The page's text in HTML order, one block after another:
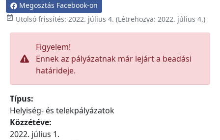
Megosztás Facebook-on
 Utolsó frissítés: 2022. július 4. (Létrehozva: 2022. július 4.)
Figyelem!
Ennek az pályázatnak már lejárt a beadási
határideje.
Típus:
Helyiség- és telekpályázatok
Közzétéve:
2022. július 1.